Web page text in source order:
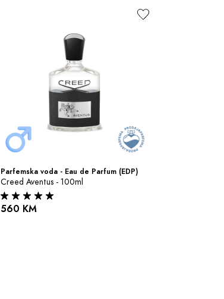
Parfemska voda - Eau de Parfum (EDP)
Creed Aventus - 100ml
560 KM